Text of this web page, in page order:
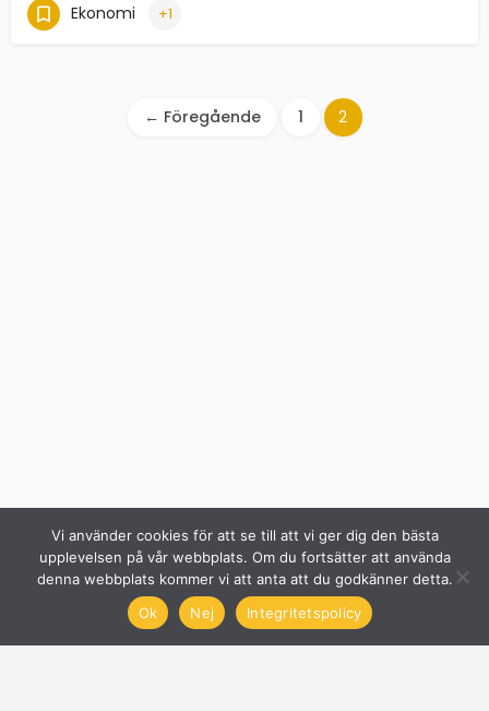
Ekonomi +1
← Föregående 1 2
Vi använder cookies för att se till att vi ger dig den bästa
upplevelsen på vår webbplats. Om du fortsätter att använda
denna webbplats kommer vi att anta att du godkänner detta.
Ok
Nej Integritetspolicy